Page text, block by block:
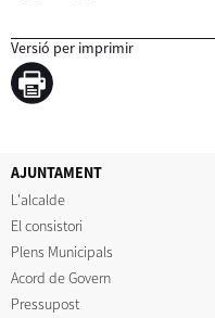
Versió per imprimir
AJUNTAMENT
L'alcalde
El consistori
Plens Municipals
Acord de Govern
Pressupost